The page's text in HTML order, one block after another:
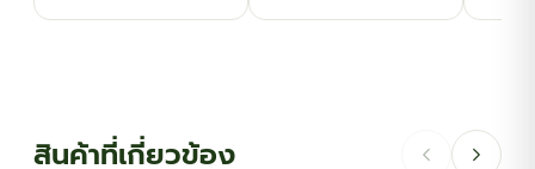
through has
through
has
options
สินค้าที่เกี่ยวข้อง